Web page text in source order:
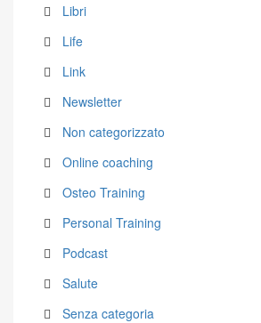
Libri
Life
Link
Newsletter
Non categorizzato
Online coaching
Osteo Training
Personal Training
Podcast
Salute
Senza categoria